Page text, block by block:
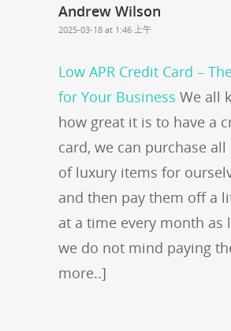
Andrew Wilson
2025-03-18 at 1:46 上午
Low APR Credit Card –
for Your Business We all
how great it is to have a
card, we can purchase all
of luxury items for
and then pay them off a
at a time every month as
we do not mind paying
more..]